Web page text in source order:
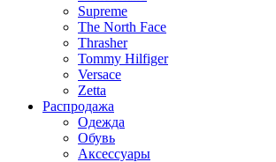
Supreme
The North Face
Thrasher
Tommy Hilfiger
Versace
Zetta
Распродажа
Одежда
Обувь
Аксессуары